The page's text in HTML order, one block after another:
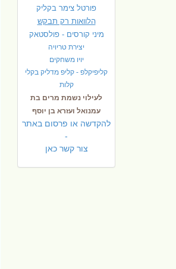
פורטל צימר בקליק
הלוואות רק תבקש
מיני קורסים - פולסטאק
יצירת טריויה
יויו משחקים
קליפיקלפ - קליפ מדליק בקלי
קלות
לעילוי נשמת מרים בת
עמנואל ועזרא בן יוסף
להקדשה או פרסום באתר
-
צור קשר כאן